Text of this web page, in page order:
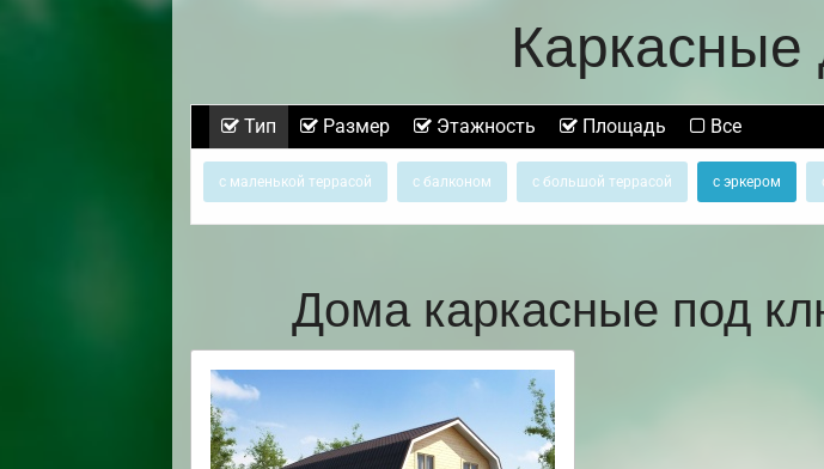
Каркасные
Тип Размер Этажность Площадь Все
с маленькой террасой с балконом с большой террасой с эркером
Дома каркасные под